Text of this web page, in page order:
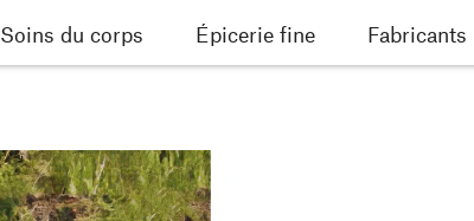
Soins du corps Épicerie fine Fabricants